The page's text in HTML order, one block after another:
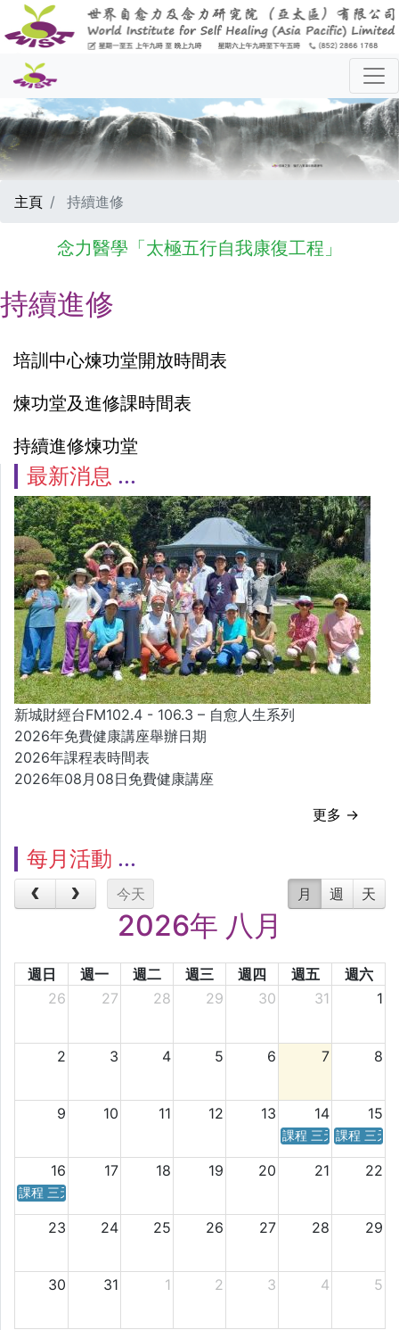
主頁 持續進修
念力醫學「太極五行自我康復工程」
持續進修
培訓中心煉功堂開放時間表
煉功堂及進修課時間表
持續進修煉功堂
最新消息
新城財經台FM102.4 - 106.3 – 自愈人生系列
2026年免費健康講座舉辦日期
2026年課程表時間表
2026年08月08日免費健康講座
更多 →
每月活動
今天 月 週 天
2026年 八月
週日 週一 週二 週三 週四 週五
週六
26
27 28 29 30 31 1
2 3 4 5 6 7 8
9 10 11 12 13 14 15
課程 三天／六天 時
課程 三天
16 17 18 19 20 21 22
課程 三天／六天 時間表
23 24 25 26 27 28 29
30 31 1 2 3 4 5